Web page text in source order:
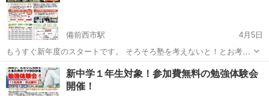
５月２８日より開講です。 当方...
備前西市駅
4月5日
もうすぐ新年度のスタートです。 そろそろ塾を考えないと！とお考え
の小学生、中学生、高校生の皆さん！ 個別指導による徹底指導！自習
室使い放題！テスト対策無料！ イズミ進学アカデミーで塾デビューし
ませんか？ 無料...
岡山 岡山市 備前西市駅 無料
新中学１年生対象！参加費無料の勉強体験会
開催！